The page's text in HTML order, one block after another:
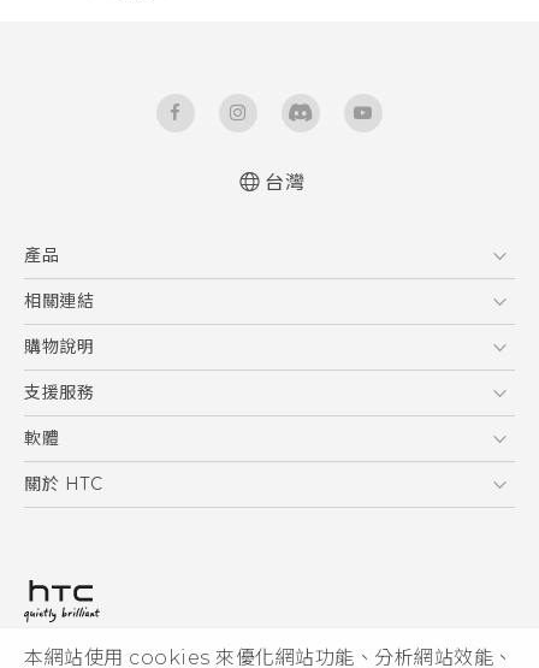
本網站使用 cookies 來優化網站功能、分析網站效能、
台灣
產品
5G
智慧型手機
配件
相關連結
HTC Research
購物說明
購物須知
訂單管理
付款方式
支援服務
到府收送維修服務
服務中心資訊
客戶服務佈告欄
軟體
應用程式
HTC Sync Manager
關於 HTC
投資人
© 2011-2026 HTC Corporation